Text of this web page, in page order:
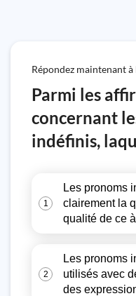
Répondez maintenant
Parmi les
concernant
indéfinis,
1
Les pronoms
clairement la
qualité de ce
2
Les pronoms
utilisés avec
des